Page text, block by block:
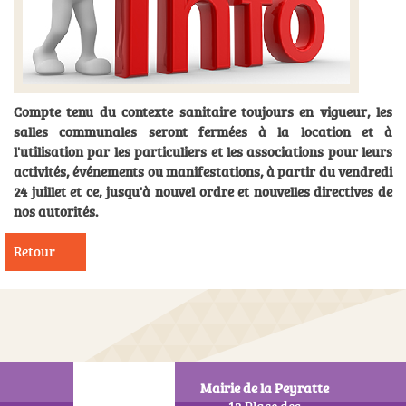
Compte tenu du contexte sanitaire toujours en vigueur, les
salles communales seront fermées à la location et à
l'utilisation par les particuliers et les associations pour leurs
activités, événements ou manifestations, à partir du vendredi
24 juillet et ce, jusqu'à nouvel ordre et nouvelles directives de
nos autorités.
Retour
Mairie de la Peyratte